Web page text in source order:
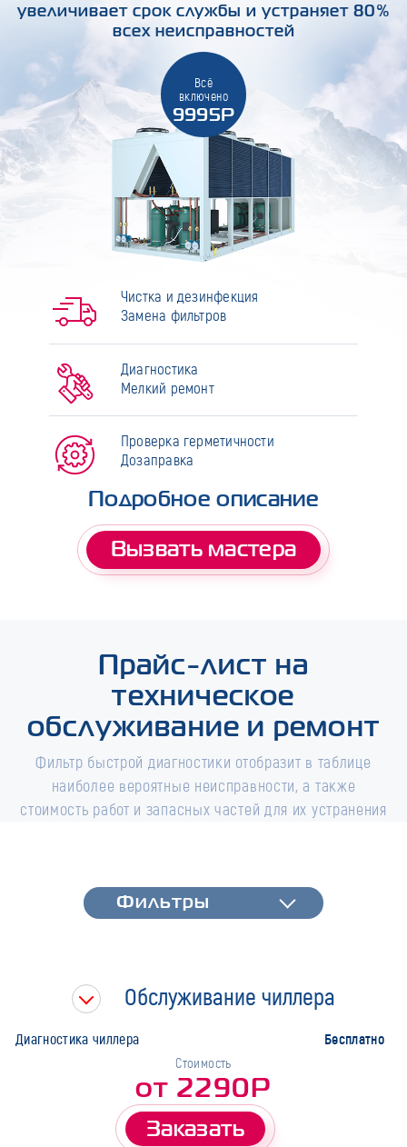
увеличивает срок службы и устраняет 80%
всех неисправностей
Всё
включено
9995Р
Чистка и дезинфекция
Замена фильтров
Диагностика
Мелкий ремонт
Проверка герметичности
Дозаправка
Подробное описание
Вызвать мастера
Прайс-лист на
техническое
обслуживание и ремонт
Фильтр быстрой диагностики отобразит в таблице
наиболее вероятные неисправности, а также
стоимость работ и запасных частей для их устранения
Фильтры
Марка
Фильтры
Обслуживание чиллера
Диагностика чиллера Бесплатно
Стоимость
от 2290Р
Заказать